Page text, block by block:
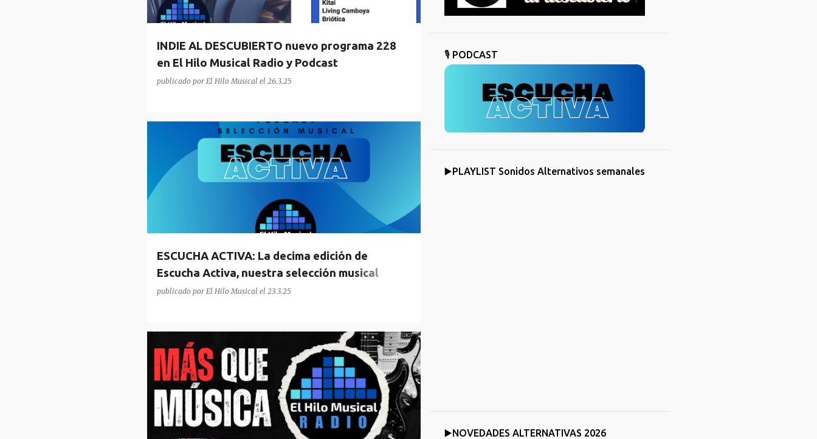
INDIE AL DESCUBIERTO nuevo programa 228
en El Hilo Musical Radio y Podcast
publicado por El Hilo Musical el 26.3.25
ESCUCHA ACTIVA: La decima edición de
Escucha Activa, nuestra selección musical
(Radio y Podcast)
publicado por El Hilo Musical el 23.3.25
RADIO
PODCAST RADIO
🎙️ PODCAST
▶️PLAYLIST Sonidos Alternativos semanales
▶️NOVEDADES ALTERNATIVAS 2026